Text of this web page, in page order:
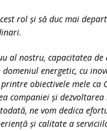
rol şi să duc mai
al nostru, capacitatea
energetic, cu
obiectivele mele ca
companiei și
ne vom dedica
şi calitate a